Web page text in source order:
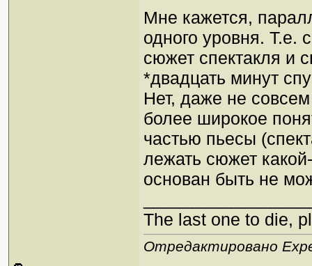
Мне кажется,
одного уровня. Т.е.
сюжет спектакля и
*двадцать минут
Нет, даже не совсем
более широкое
частью пьесы
лежать сюжет
основан быть не
The last one to die,
Отредактировано